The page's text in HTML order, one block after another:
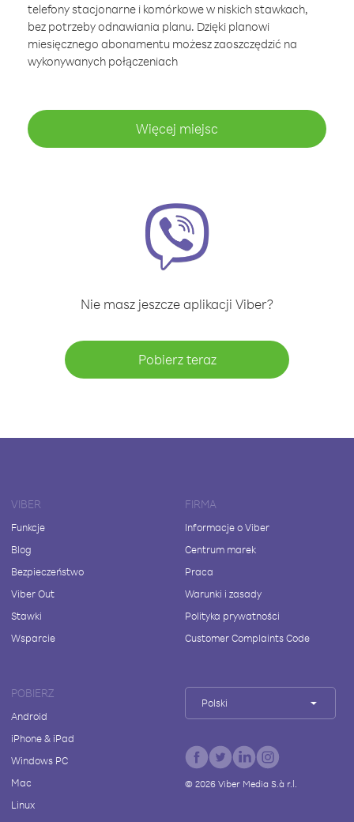
telefony stacjonarne i komórkowe w niskich stawkach,
bez potrzeby odnawiania planu. Dzięki planowi
miesięcznego abonamentu możesz zaoszczędzić na
wykonywanych połączeniach
Więcej miejsc
Nie masz jeszcze aplikacji Viber?
Pobierz teraz
VIBER
Funkcje
Blog
Bezpieczeństwo
Viber Out
Stawki
Wsparcie
FIRMA
Informacje o Viber
Centrum marek
Praca
Warunki i zasady
Polityka prywatności
Customer Complaints Code
POBIERZ
Android
iPhone & iPad
Windows PC
Mac
Linux
Polski
© 2026Viber Media S.à r.l.